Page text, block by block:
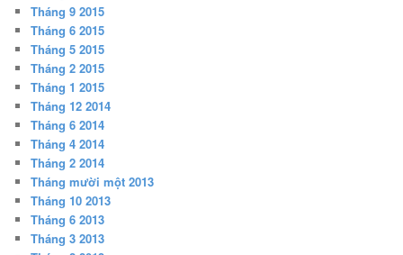
Tháng 9 2015
Tháng 6 2015
Tháng 5 2015
Tháng 2 2015
Tháng 1 2015
Tháng 12 2014
Tháng 6 2014
Tháng 4 2014
Tháng 2 2014
Tháng mười một 2013
Tháng 10 2013
Tháng 6 2013
Tháng 3 2013